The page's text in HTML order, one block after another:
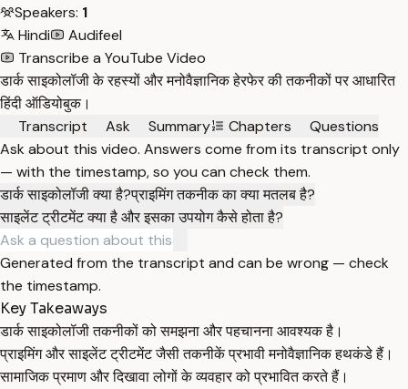
Speakers: 1
Hindi
Audifeel
Transcribe a YouTube Video
डार्क साइकोलॉजी के रहस्यों और मनोवैज्ञानिक हेरफेर की तकनीकों पर आधारित
हिंदी ऑडियोबुक।
Transcript
Ask Summary Chapters
Questions
Ask about this video. Answers come from its transcript only
— with the timestamp, so you can check them.
डार्क साइकोलॉजी क्या है?प्राइमिंग तकनीक का क्या मतलब है?
साइलेंट ट्रीटमेंट क्या है और इसका उपयोग कैसे होता है?
Generated from the transcript and can be wrong — check
the timestamp.
Key Takeaways
डार्क साइकोलॉजी तकनीकों को समझना और पहचानना आवश्यक है।
प्राइमिंग और साइलेंट ट्रीटमेंट जैसी तकनीकें प्रभावी मनोवैज्ञानिक हथकंडे हैं।
सामाजिक प्रमाण और दिखावा लोगों के व्यवहार को प्रभावित करते हैं।